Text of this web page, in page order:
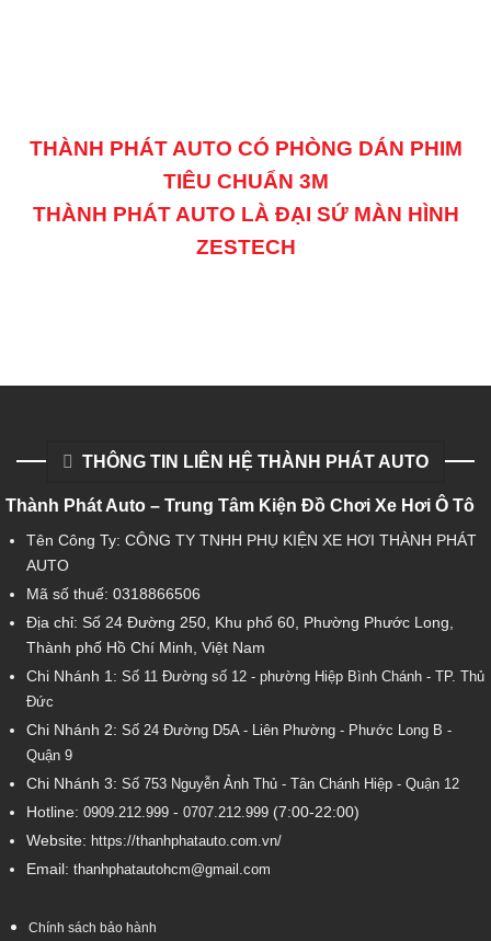
THÀNH PHÁT AUTO CÓ PHÒNG DÁN PHIM
TIÊU CHUẨN 3M
THÀNH PHÁT AUTO LÀ ĐẠI SỨ MÀN HÌNH
ZESTECH
THÔNG TIN LIÊN HỆ THÀNH PHÁT AUTO
Thành Phát Auto – Trung Tâm Kiện Đồ Chơi Xe Hơi Ô Tô
Tên Công Ty: CÔNG TY TNHH PHỤ KIỆN XE HƠI THÀNH PHÁT
AUTO
Mã số thuế: 0318866506
Địa chỉ: Số 24 Đường 250, Khu phố 60, Phường Phước Long,
Thành phố Hồ Chí Minh, Việt Nam
Chi Nhánh 1: Số 11 Đường số 12 - phường Hiệp Bình Chánh - TP. Thủ
Đức
Chi Nhánh 2: Số 24 Đường D5A - Liên Phường - Phước Long B -
Quận 9
Chi Nhánh 3: Số 753Nguyễn Ảnh Thủ - Tân Chánh Hiệp - Quận 12
Hotline: 0909.212.999- 0707.212.999(7:00-22:00)
Website: https://thanhphatauto.com.vn/
Email: thanhphatautohcm@gmail.com
Chính sách bảo hành